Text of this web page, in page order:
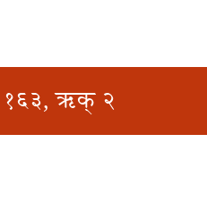
१६३, ऋक् २